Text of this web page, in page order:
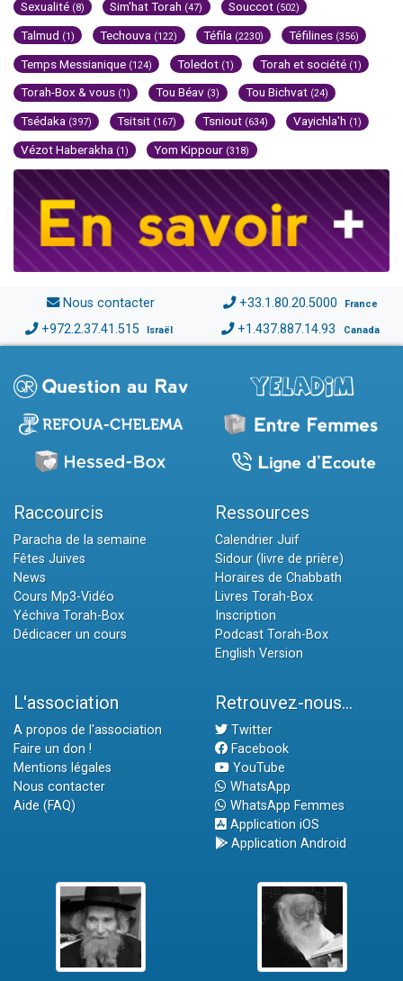
Sexualité (8) Sim'hat Torah (47) Souccot (502)
Talmud (1) Techouva (122) Téfila (2230) Téfilines (356)
Temps Messianique (124) Toledot (1) Torah et société (1)
Torah-Box & vous (1) Tou Béav (3) Tou Bichvat (24)
Tsédaka (397) Tsitsit (167) Tsniout (634) Vayichla'h (1)
Vézot Haberakha (1) Yom Kippour (318)
Nous contacter +33.1.80.20.5000 France
+972.2.37.41.515 Israël +1.437.887.14.93 Canada
Raccourcis
Paracha de la semaine
Fêtes Juives
News
Cours Mp3-Vidéo
Yéchiva Torah-Box
Dédicacer un cours
Ressources
Calendrier Juif
Sidour (livre de prière)
Horaires de Chabbath
Livres Torah-Box
Inscription
Podcast Torah-Box
English Version
L'association
A propos de l'association
Faire un don !
Mentions légales
Nous contacter
Aide (FAQ)
Retrouvez-nous...
Twitter
Facebook
YouTube
WhatsApp
WhatsApp Femmes
Application iOS
Application Android